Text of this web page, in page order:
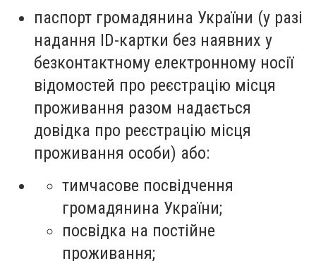
паспорт громадянина України (у разі
надання ID-картки без наявних у
безконтактному електронному носії
відомостей про реєстрацію місця
проживання разом надається
довідка про реєстрацію місця
проживання особи) або:
тимчасове посвідчення
громадянина України;
посвідка на постійне
проживання;